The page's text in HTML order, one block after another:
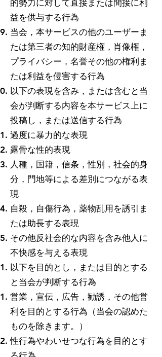
的勢力に対して直接または間接に利
益を供与する行為
当会，本サービスの他のユーザーま
たは第三者の知的財産権，肖像権，
プライバシー，名誉その他の権利ま
たは利益を侵害する行為
以下の表現を含み，または含むと当
会が判断する内容を本サービス上に
投稿し，または送信する行為
過度に暴力的な表現
露骨な性的表現
人種，国籍，信条，性別，社会的身
分，門地等による差別につながる表
現
自殺，自傷行為，薬物乱用を誘引ま
たは助長する表現
その他反社会的な内容を含み他人に
不快感を与える表現
以下を目的とし，または目的とする
と当会が判断する行為
営業，宣伝，広告，勧誘，その他営
利を目的とする行為（当会の認めた
ものを除きます。）
性行為やわいせつな行為を目的とす